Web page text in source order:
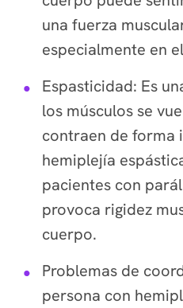
una fuerza
especialmente en
Espasticidad: Es
los músculos se
contraen de forma
hemiplejía
pacientes con
provoca rigidez
cuerpo.
Problemas de
persona con